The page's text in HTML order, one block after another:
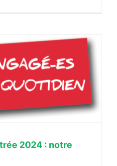
2024 : notre